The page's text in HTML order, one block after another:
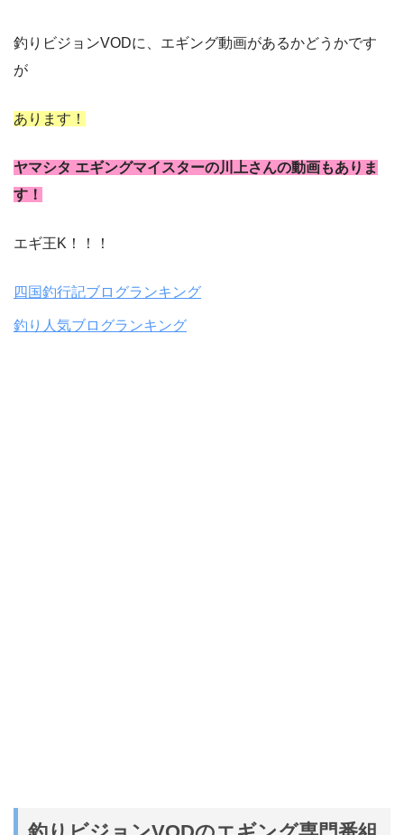
釣りビジョンVODに、エギング動画があるかどうかです
が
あります！
ヤマシタ エギングマイスターの川上さんの動画もありま
す！
エギ王K！！！
四国釣行記ブログランキング
釣り人気ブログランキング